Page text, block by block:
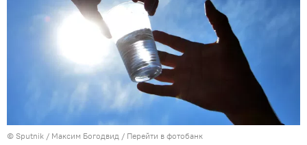
© Sputnik / Максим Богодвид / Перейти в фотобанк